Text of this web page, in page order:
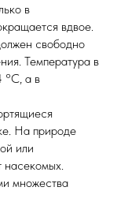
в
вдвое.
свободно
Температура в
°C, а в
На природе
или
насекомых.
множества